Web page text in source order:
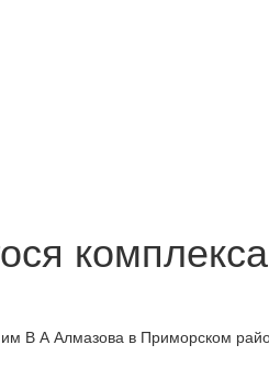
В А Алмазова в Приморском